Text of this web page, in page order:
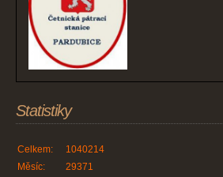
Statistiky
Celkem:
1040214
Měsíc:
29371